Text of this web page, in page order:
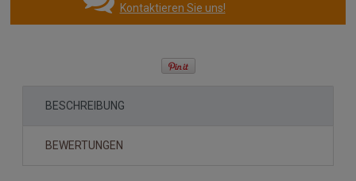
Kontaktieren Sie uns!
BESCHREIBUNG
BEWERTUNGEN